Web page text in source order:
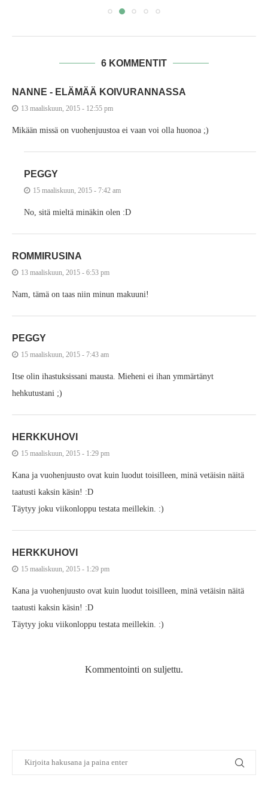
6 KOMMENTIT
NANNE - ELÄMÄÄ KOIVURANNASSA
13 maaliskuun, 2015 - 12:55 pm
Mikään missä on vuohenjuustoa ei vaan voi olla huonoa ;)
PEGGY
15 maaliskuun, 2015 - 7:42 am
No, sitä mieltä minäkin olen :D
ROMMIRUSINA
13 maaliskuun, 2015 - 6:53 pm
Nam, tämä on taas niin minun makuuni!
PEGGY
15 maaliskuun, 2015 - 7:43 am
Itse olin ihastuksissani mausta. Mieheni ei ihan ymmärtänyt
hehkutustani ;)
HERKKUHOVI
15 maaliskuun, 2015 - 1:29 pm
Kana ja vuohenjuusto ovat kuin luodut toisilleen, minä vetäisin näitä
taatusti kaksin käsin! :D
Täytyy joku viikonloppu testata meillekin. :)
HERKKUHOVI
15 maaliskuun, 2015 - 1:29 pm
Kana ja vuohenjuusto ovat kuin luodut toisilleen, minä vetäisin näitä
taatusti kaksin käsin! :D
Täytyy joku viikonloppu testata meillekin. :)
Kommentointi on suljettu.